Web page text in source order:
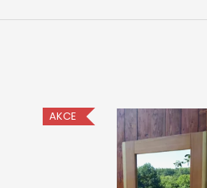
AKCE